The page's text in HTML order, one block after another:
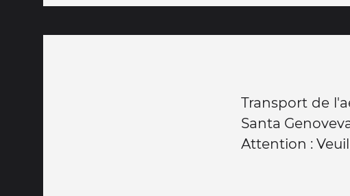
Transport de
Santa
Attention :